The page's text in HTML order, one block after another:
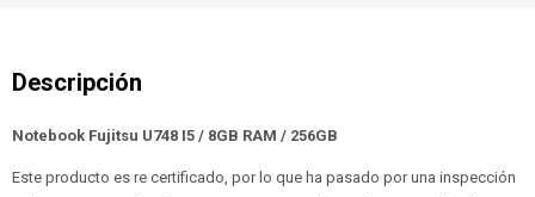
Notebook Fujitsu U748 I5 / 8GB RAM / 256GB
Este producto es re certificado, por lo que ha pasado por una inspección